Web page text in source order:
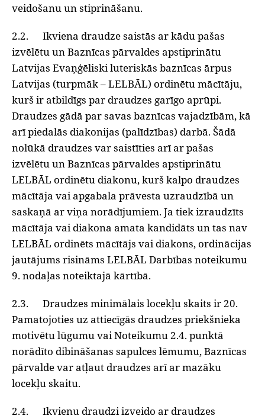
veidošanu un stiprināšanu.
2.2. Ikviena draudze saistās ar kādu pašas
izvēlētu un Baznīcas pārvaldes apstiprinātu
Latvijas Evaņģēliski luteriskās baznīcas ārpus
Latvijas (turpmāk – LELBĀL) ordinētu mācītāju,
kurš ir atbildīgs par draudzes garīgo aprūpi.
Draudzes gādā par savas baznīcas vajadzībām, kā
arī piedalās diakonijas (palīdzības) darbā. Šādā
nolūkā draudzes var saistīties arī ar pašas
izvēlētu un Baznīcas pārvaldes apstiprinātu
LELBĀL ordinētu diakonu, kurš kalpo draudzes
mācītāja vai apgabala prāvesta uzraudzībā un
saskaņā ar viņa norādījumiem. Ja tiek izraudzīts
mācītāja vai diakona amata kandidāts un tas nav
LELBĀL ordinēts mācītājs vai diakons, ordinācijas
jautājums risināms LELBĀL Darbības noteikumu
9. nodaļas noteiktajā kārtībā.
2.3. Draudzes minimālais locekļu skaits ir 20.
Pamatojoties uz attiecīgās draudzes priekšnieka
motivētu lūgumu vai Noteikumu 2.4. punktā
norādīto dibināšanas sapulces lēmumu, Baznīcas
pārvalde var atļaut draudzes arī ar mazāku
locekļu skaitu.
2.4. Ikvienu draudzi izveido ar draudzes